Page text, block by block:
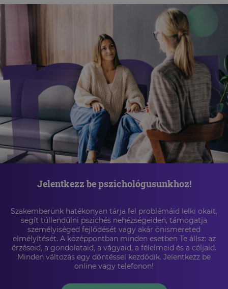
Jelentkezz be pszichológusunkhoz!
Szakemberünk hatékonyan tárja fel problémáid lelki okait,
segít túllendülni pszichés nehézségeiden, támogatja
személyiséged fejlődését vagy akár önismereted
elmélyítését. A középpontban minden esetben Te állsz: az
érzéseid, a gondolataid, a vágyaid, a félelmeid és a céljaid.
Minden változás egy döntéssel kezdődik. Jelentkezz be
online vagy telefonon!